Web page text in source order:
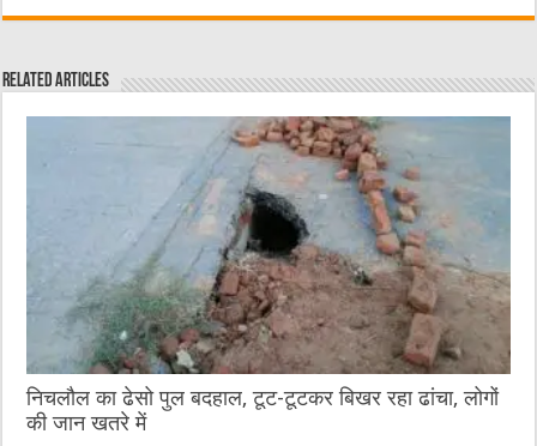
c
e
b
it
r
C
at
ai ss
n
g
er
at
A
p
p
Related Articles
निचलौल का ढेसो पुल बदहाल, टूट-टूटकर बिखर रहा ढांचा, लोगों
की जान खतरे में